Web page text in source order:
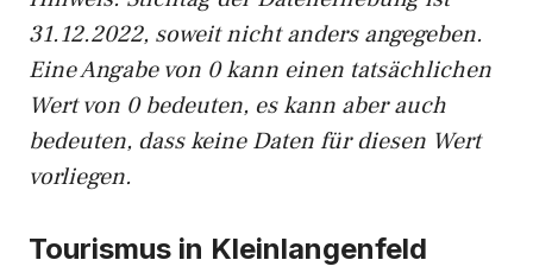
31.12.2022, soweit nicht anders angegeben.
Eine Angabe von 0 kann einen tatsächlichen
Wert von 0 bedeuten, es kann aber auch
bedeuten, dass keine Daten für diesen Wert
vorliegen.
Tourismus in Kleinlangenfeld